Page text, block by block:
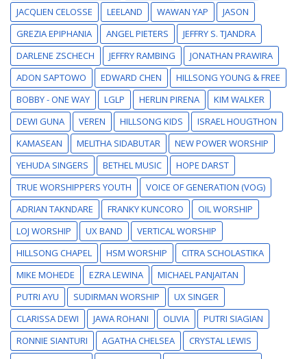
JACQLIEN CELOSSE
LEELAND WAWAN YAP
JASON
GREZIA EPIPHANIA
ANGEL PIETERS
JEFFRY S. TJANDRA
DARLENE ZSCHECH
JEFFRY RAMBING
JONATHAN PRAWIRA
ADON SAPTOWO
EDWARD CHEN
HILLSONG YOUNG & FREE
BOBBY - ONE WAY
LGLP HERLIN PIRENA
KIM WALKER
DEWI GUNA
VEREN HILLSONG KIDS
ISRAEL HOUGTHON
KAMASEAN
MELITHA SIDABUTAR
NEW POWER WORSHIP
YEHUDA SINGERS
BETHEL MUSIC
HOPE DARST
TRUE WORSHIPPERS YOUTH
VOICE OF GENERATION (VOG)
ADRIAN TAKNDARE
FRANKY KUNCORO
OIL WORSHIP
LOJ WORSHIP
UX BAND
VERTICAL WORSHIP
HILLSONG CHAPEL
HSM WORSHIP
CITRA SCHOLASTIKA
MIKE MOHEDE
EZRA LEWINA
MICHAEL PANJAITAN
PUTRI AYU
SUDIRMAN WORSHIP
UX SINGER
CLARISSA DEWI
JAWA ROHANI OLIVIA
PUTRI SIAGIAN
RONNIE SIANTURI
AGATHA CHELSEA
CRYSTAL LEWIS